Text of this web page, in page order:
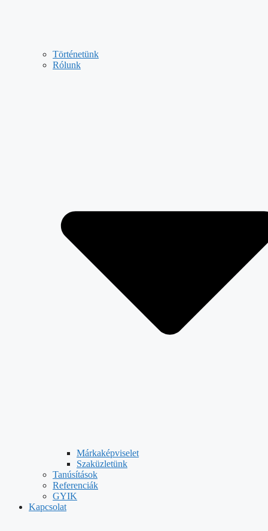
Történetünk
Rólunk
Márkaképviselet
Szaküzletünk
Tanúsítások
Referenciák
GYIK
Kapcsolat